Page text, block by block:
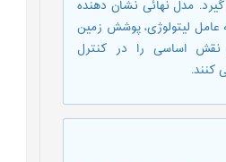
مدل نهائی نشان دهنده
لیتولوژی، پوشش زمین
نقش اساسی را در کنترل